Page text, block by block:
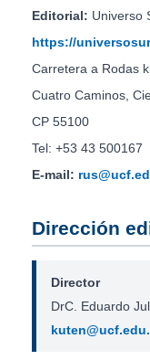
Editorial: Universo
https://
Carretera a Rodas
Cuatro Caminos,
CP 55100
Tel: +53 43 500167
E-mail:
Dirección
Director
DrC. Eduardo